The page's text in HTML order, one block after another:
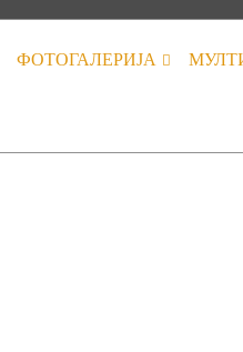
ФОТОГАЛЕРИЈА